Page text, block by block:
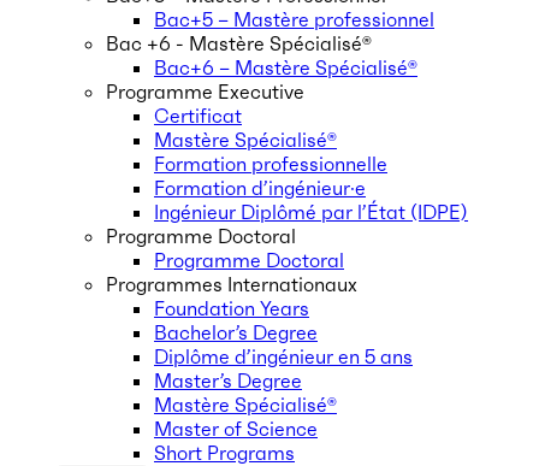
Bac+5 – Mastère professionnel
Bac +6 - Mastère Spécialisé®
Bac+6 – Mastère Spécialisé®
Programme Executive
Certificat
Mastère Spécialisé®
Formation professionnelle
Formation d’ingénieur·e
Ingénieur Diplômé par l’État (IDPE)
Programme Doctoral
Programme Doctoral
Programmes Internationaux
Foundation Years
Bachelor’s Degree
Diplôme d’ingénieur en 5 ans
Master’s Degree
Mastère Spécialisé®
Master of Science
Short Programs